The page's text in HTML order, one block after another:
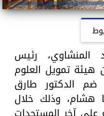
المنشاوي، رئيس
تمويل العلوم
ضم الدكتور طارق
هشام، وذلك خلال